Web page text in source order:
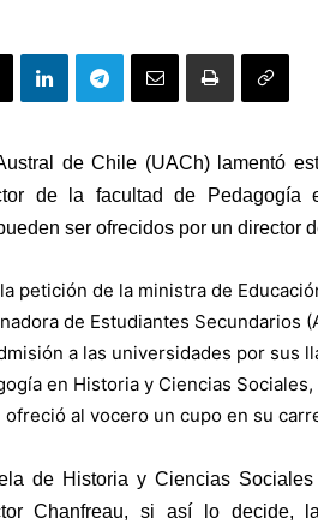
de Chile (UACh) lamentó
de la facultad de
ser ofrecidos por un director
petición de la ministra de
de Estudiantes Secundarios
a las universidades por sus
en Historia y Ciencias
al vocero un cupo en su
de Historia y Ciencias
Chanfreau, si así lo decide,